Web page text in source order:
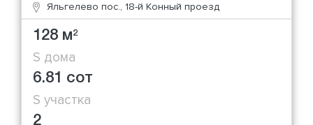
Яльгелево пос., 18-й Конный проезд
128 м2
S дома
6.81 сот
S участка
2